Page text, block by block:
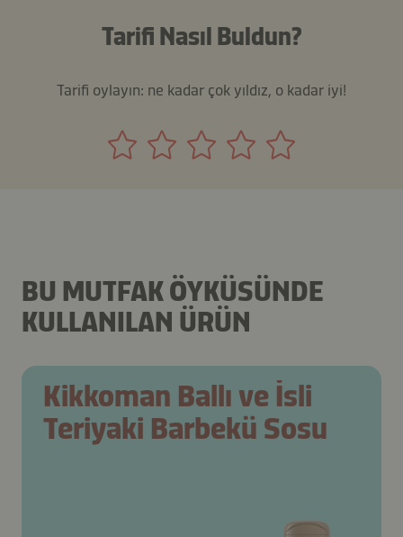
Tarifi Nasıl Buldun?
Tarifi oylayın: ne kadar çok yıldız, o kadar iyi!
BU MUTFAK ÖYKÜSÜNDE
KULLANILAN ÜRÜN
Kikkoman Ballı ve İsli
Teriyaki Barbekü Sosu